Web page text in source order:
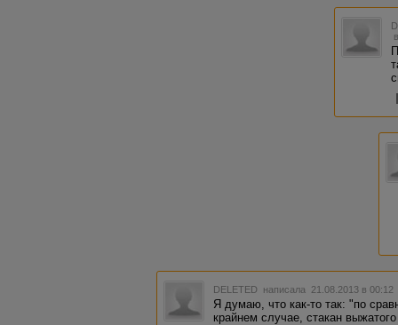
DELETED написала 21.08.2013 в
Я думаю, что как-то так: "по
крайнем случае, стакан